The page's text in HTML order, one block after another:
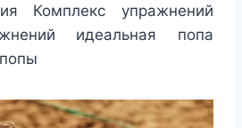
Комплекс упражнений
идеальная попа